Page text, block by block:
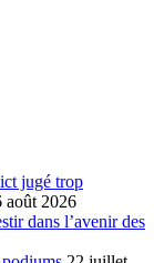
jugé trop
août 2026
dans l’avenir des